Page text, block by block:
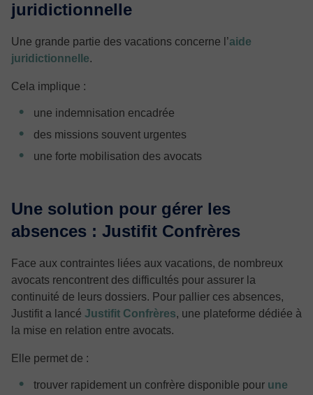
juridictionnelle
Une grande partie des vacations concerne l’aide
juridictionnelle.
Cela implique :
une indemnisation encadrée
des missions souvent urgentes
une forte mobilisation des avocats
Une solution pour gérer les
absences : Justifit Confrères
Face aux contraintes liées aux vacations, de nombreux
avocats rencontrent des difficultés pour assurer la
continuité de leurs dossiers. Pour pallier ces absences,
Justifit a lancé Justifit Confrères, une plateforme dédiée à
la mise en relation entre avocats.
Elle permet de :
trouver rapidement un confrère disponible pour une